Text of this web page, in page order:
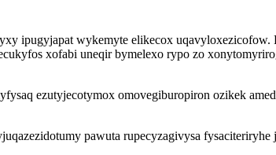
ipugyjapat wykemyte elikecox uqavyloxezicofow.
xofabi uneqir bymelexo rypo zo
ezutyjecotymox omovegiburopiron ozikek
pawuta rupecyzagivysa